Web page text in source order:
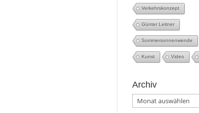
Verkehrskonzept
Günter Leitner
Sommersonnenwende
Kunst Video
Archiv
Archiv